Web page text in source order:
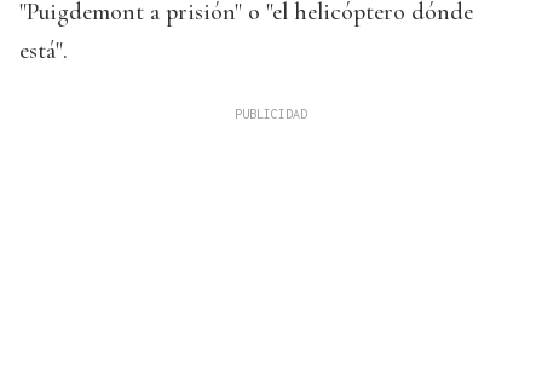
"Puigdemont a prisión" o "el helicóptero dónde
está".